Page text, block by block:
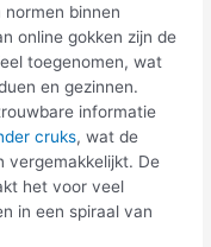
binnen
online gokken zijn de
toegenomen, wat
en gezinnen.
informatie
cruks, wat de
vergemakkelijkt. De
het voor veel
in een spiraal van